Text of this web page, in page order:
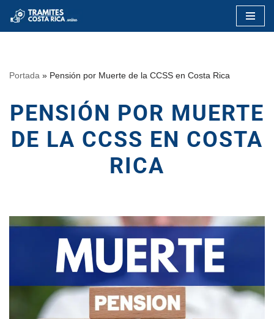
Saltar
Portada » Pensión por Muerte de la CCSS en Costa Rica
PENSIÓN POR MUERTE
DE LA CCSS EN COSTA
RICA